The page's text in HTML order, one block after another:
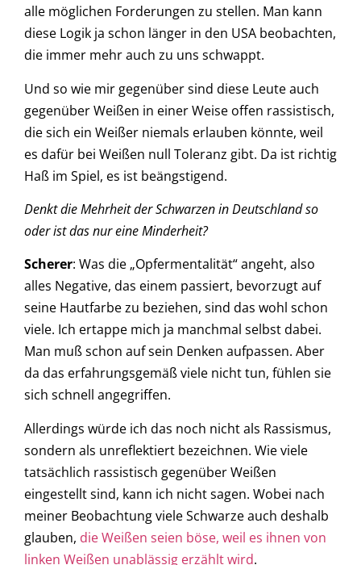
alle möglichen Forderungen zu stellen. Man kann
diese Logik ja schon länger in den USA beobachten,
die immer mehr auch zu uns schwappt.
Und so wie mir gegenüber sind diese Leute auch
gegenüber Weißen in einer Weise offen rassistisch,
die sich ein Weißer niemals erlauben könnte, weil
es dafür bei Weißen null Toleranz gibt. Da ist richtig
Haß im Spiel, es ist beängstigend.
Denkt die Mehrheit der Schwarzen in Deutschland so
oder ist das nur eine Minderheit?
Scherer: Was die „Opfermentalität“ angeht, also
alles Negative, das einem passiert, bevorzugt auf
seine Hautfarbe zu beziehen, sind das wohl schon
viele. Ich ertappe mich ja manchmal selbst dabei.
Man muß schon auf sein Denken aufpassen. Aber
da das erfahrungsgemäß viele nicht tun, fühlen sie
sich schnell angegriffen.
Allerdings würde ich das noch nicht als Rassismus,
sondern als unreflektiert bezeichnen. Wie viele
tatsächlich rassistisch gegenüber Weißen
eingestellt sind, kann ich nicht sagen. Wobei nach
meiner Beobachtung viele Schwarze auch deshalb
glauben, die Weißen seien böse, weil es ihnen von
linken Weißen unablässig erzählt wird.